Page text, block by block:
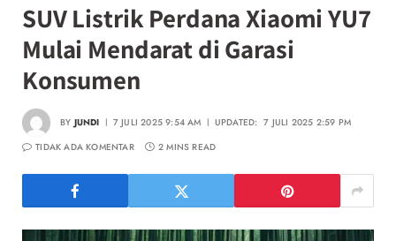
SUV Listrik Perdana Xiaomi YU7
Mulai Mendarat di Garasi
Konsumen
BY JUNDI 7 JULI 2025 9:54 AM UPDATED: 7 JULI 2025 2:59 PM
TIDAK ADA KOMENTAR
2 MINS READ